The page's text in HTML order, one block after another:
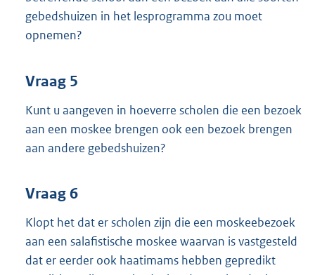
gebedshuizen in het lesprogramma zou moet
opnemen?
Vraag 5
Kunt u aangeven in hoeverre scholen die een bezoek
aan een moskee brengen ook een bezoek brengen
aan andere gebedshuizen?
Vraag 6
Klopt het dat er scholen zijn die een moskeebezoek
aan een salafistische moskee waarvan is vastgesteld
dat er eerder ook haatimams hebben gepredikt